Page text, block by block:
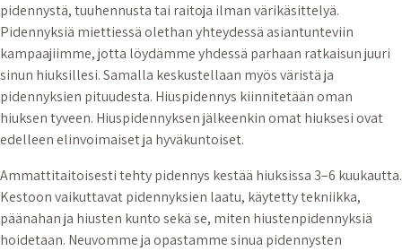
pidennystä, tuuhennusta tai raitoja ilman värikäsittelyä.
Pidennyksiä miettiessä olethan yhteydessä asiantunteviin
kampaajiimme, jotta löydämme yhdessä parhaan ratkaisun juuri
sinun hiuksillesi. Samalla keskustellaan myös väristä ja
pidennyksien pituudesta. Hiuspidennys kiinnitetään oman
hiuksen tyveen. Hiuspidennyksen jälkeenkin omat hiuksesi ovat
edelleen elinvoimaiset ja hyväkuntoiset.
Ammattitaitoisesti tehty pidennys kestää hiuksissa 3–6 kuukautta.
Kestoon vaikuttavat pidennyksien laatu, käytetty tekniikka,
päänahan ja hiusten kunto sekä se, miten hiustenpidennyksiä
hoidetaan. Neuvomme ja opastamme sinua pidennysten